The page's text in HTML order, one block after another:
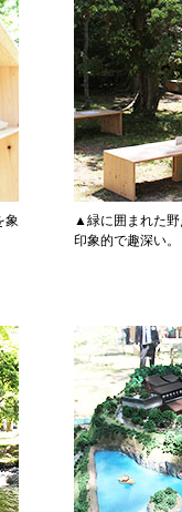
象
▲緑に囲まれた野
印象的で趣深い。